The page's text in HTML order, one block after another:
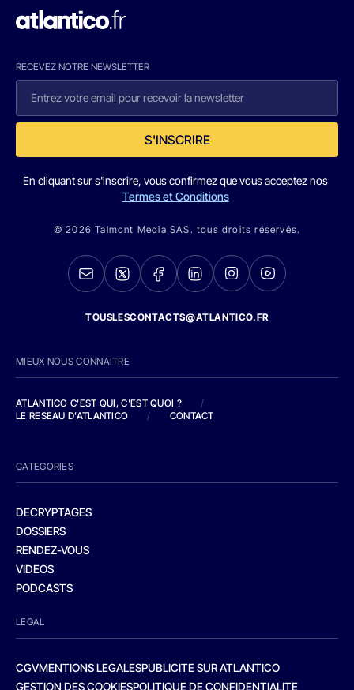
RECEVEZ NOTRE NEWSLETTER
S'INSCRIRE
En cliquant sur s'inscrire, vous confirmez que vous acceptez nos
Termes et Conditions
© 2026 Talmont Media SAS. tous droits réservés.
TOUSLESCONTACTS@ATLANTICO.FR
MIEUX NOUS CONNAITRE
ATLANTICO C'EST QUI, C'EST QUOI ?
/
LE RESEAU D'ATLANTICO
/ CONTACT
CATEGORIES
DECRYPTAGES
DOSSIERS
RENDEZ-VOUS
VIDEOS
PODCASTS
LEGAL
CGVMENTIONS LEGALESPUBLICITE SUR ATLANTICO
GESTION DES COOKIESPOLITIQUE DE CONFIDENTIALITE